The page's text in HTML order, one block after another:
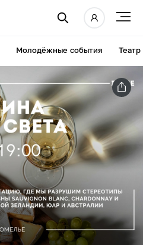
Молодёжные события Театр